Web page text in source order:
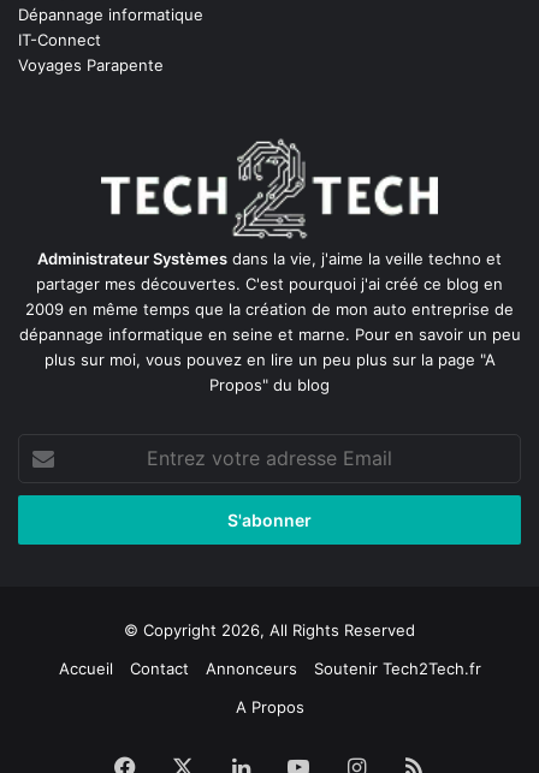
Dépannage informatique
IT-Connect
Voyages Parapente
Administrateur Systèmes dans la vie, j'aime la veille techno et
partager mes découvertes. C'est pourquoi j'ai créé ce blog en
2009 en même temps que la création de mon auto entreprise de
dépannage informatique en seine et marne. Pour en savoir un peu
plus sur moi, vous pouvez en lire un peu plus sur la page "A
Propos" du blog
Entrez
votre
adresse
© Copyright 2026, All Rights Reserved
Accueil
Contact Annonceurs
Soutenir Tech2Tech.fr
A Propos
Facebook LinkedinYouTubeInstagram